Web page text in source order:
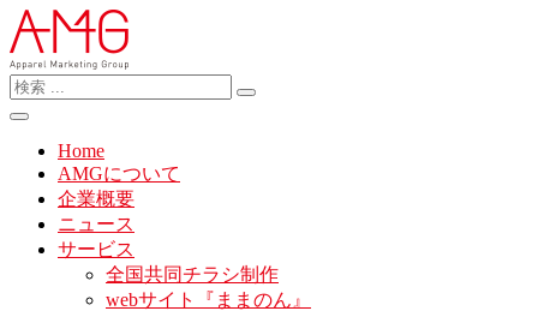
Home
AMGについて
企業概要
ニュース
サービス
全国共同チラシ制作
webサイト『ままのん』